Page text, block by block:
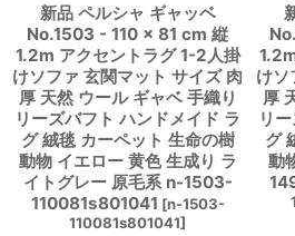
新品 ペルシャ ギャッベ
No.1503 - 110 × 81 cm 縦
1.2m アクセントラグ 1-2人掛
けソファ 玄関マット サイズ 肉
厚 天然 ウール ギャベ 手織り
リーズバフト ハンドメイド ラ
グ 絨毯 カーペット 生命の樹
動物 イエロー 黄色 生成り ラ
イトグレー 原毛系 n-1503-
110081s801041 [n-1503-
110081s801041]
けソ
厚
リ
グ
動